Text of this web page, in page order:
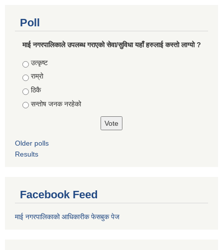
Poll
माई नगरपालिकाले उपलब्ध गराएको सेवा/सुविधा यहाँ हरुलाई कस्तो लाग्यो ?
Choices
उत्कृष्ट
राम्रो
ठिकै
सन्तोष जनक नरहेको
Older polls
Results
Facebook Feed
माई नगरपालिकाको आधिकारीक फेसबुक पेज